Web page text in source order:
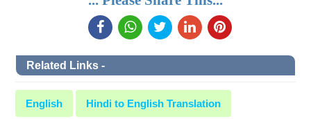
Related Links -
English Hindi to English Translation